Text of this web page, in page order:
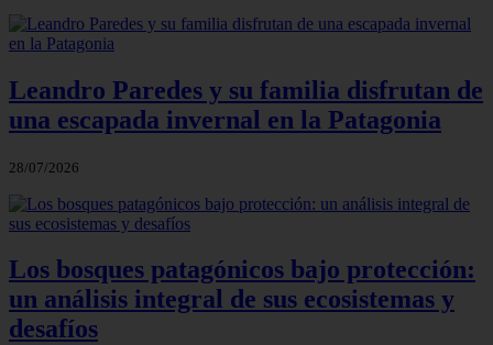
Leandro Paredes y su familia disfrutan de
una escapada invernal en la Patagonia
28/07/2026
Los bosques patagónicos bajo protección:
un análisis integral de sus ecosistemas y
desafíos